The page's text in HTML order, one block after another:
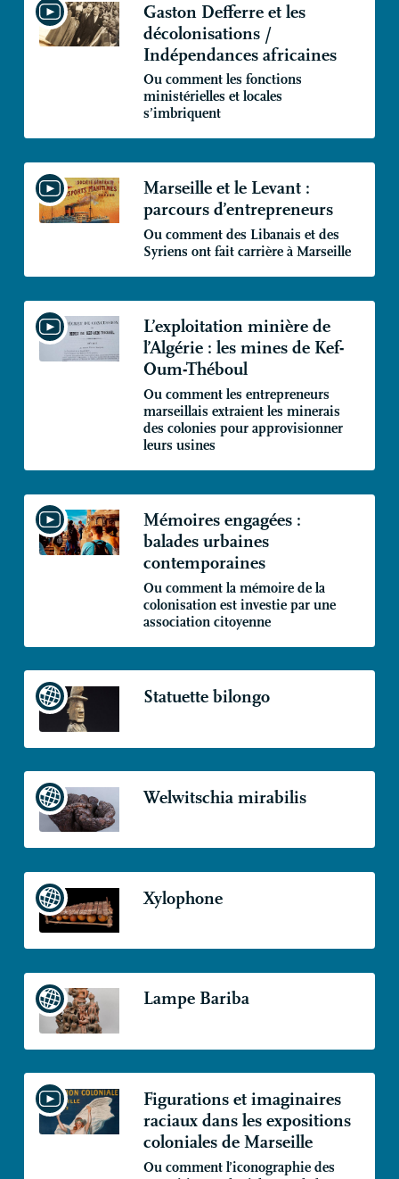
Gaston Defferre et les
décolonisations /
Indépendances africaines
Ou comment les fonctions
ministérielles et locales
s’imbriquent
Marseille et le Levant :
parcours d’entrepreneurs
Ou comment des Libanais et des
Syriens ont fait carrière à Marseille
L’exploitation minière de
l’Algérie : les mines de Kef-
Oum-Théboul
Ou comment les entrepreneurs
marseillais extraient les minerais
des colonies pour approvisionner
leurs usines
Mémoires engagées :
balades urbaines
contemporaines
Ou comment la mémoire de la
colonisation est investie par une
association citoyenne
Statuette bilongo
Welwitschia mirabilis
Xylophone
Lampe Bariba
Figurations et imaginaires
raciaux dans les expositions
coloniales de Marseille
Ou comment l’iconographie des